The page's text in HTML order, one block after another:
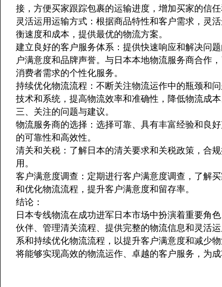
接，方便买家跟踪包裹的运输进度，增加买家的信
灵活运用运输方式：根据商品特性和客户需求，灵
衡速度和成本，提供最优的物流方案。
建立良好的客户服务体系：提供快速响应和解决问
户满意度和品牌声誉。与日本本地物流服务商合作
消费者需求的个性化服务。
持续优化物流流程：不断关注物流运作中的瓶颈和
技术和系统，提高物流效率和准确性，降低物流成
三、关注的问题与建议。
物流服务商的选择：选择可靠、具有丰富经验和良
的可靠性和高效性。
清关和关税：了解日本的清关要求和关税政策，合
用。
客户满意度调查：定期进行客户满意度调查，了解
和优化物流流程，提升客户满意度和留存率。
结论：
日本专线物流在成功进军日本市场中扮演着重要角
伙伴、管理清关流程、提供完整的物流信息和灵活
系和持续优化物流流程，以提升客户满意度和减少
将能够实现高效的物流运作、卓越的客户服务，为